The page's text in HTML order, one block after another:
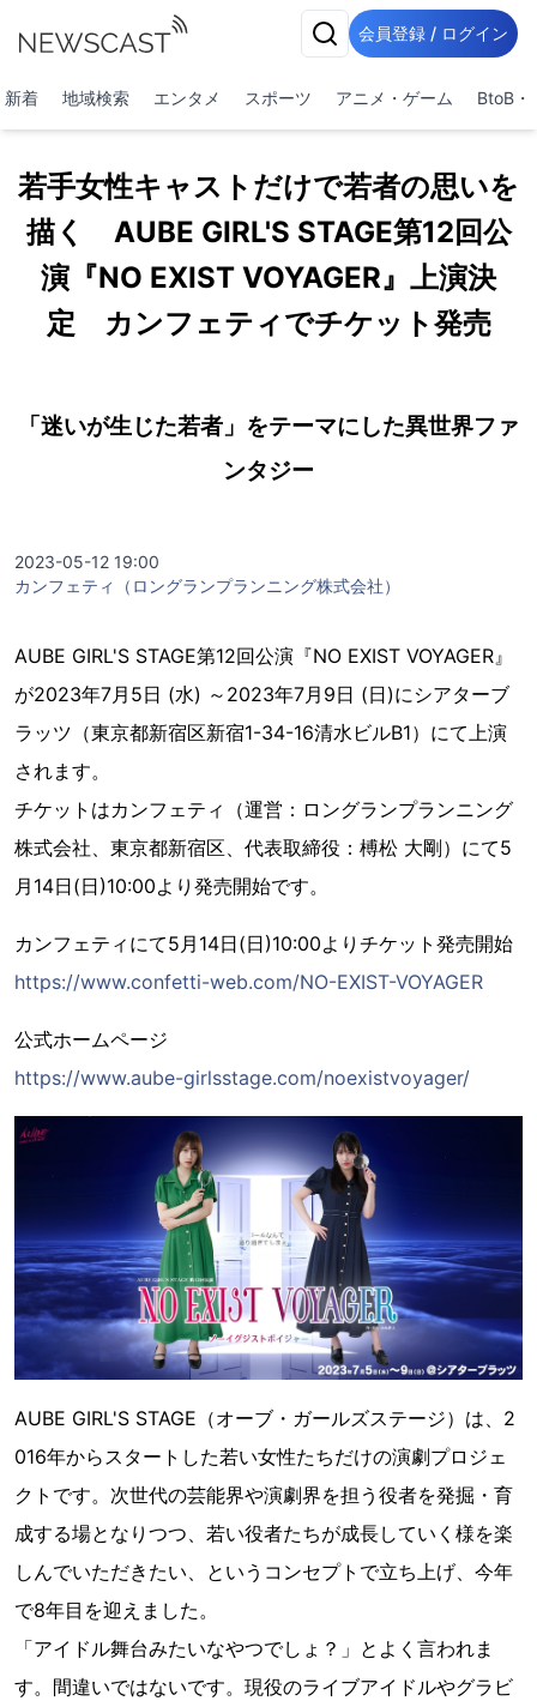
会員登録 / ログイン
新着 地域検索 エンタメ スポーツ アニメ・ゲーム BtoB・
若手女性キャストだけで若者の思いを
描く AUBE GIRL'S STAGE第12回公
演『NO EXIST VOYAGER』上演決
定 カンフェティでチケット発売
「迷いが生じた若者」をテーマにした異世界ファ
ンタジー
2023-05-12 19:00
カンフェティ（ロングランプランニング株式会社）
AUBE GIRL'S STAGE第12回公演『NO EXIST VOYAGER』
が2023年7月5日 (水) ～2023年7月9日 (日)にシアターブ
ラッツ（東京都新宿区新宿1-34-16清水ビルB1）にて上演
されます。
チケットはカンフェティ（運営：ロングランプランニング
株式会社、東京都新宿区、代表取締役：榑松 大剛）にて5
月14日(日)10:00より発売開始です。
カンフェティにて5月14日(日)10:00よりチケット発売開始
https://www.confetti-web.com/NO-EXIST-VOYAGER
公式ホームページ
https://www.aube-girlsstage.com/noexistvoyager/
AUBE GIRL'S STAGE（オーブ・ガールズステージ）は、2
016年からスタートした若い女性たちだけの演劇プロジェ
クトです。次世代の芸能界や演劇界を担う役者を発掘・育
成する場となりつつ、若い役者たちが成長していく様を楽
しんでいただきたい、というコンセプトで立ち上げ、今年
で8年目を迎えました。
「アイドル舞台みたいなやつでしょ？」とよく言われま
す。間違いではないです。現役のライブアイドルやグラビ